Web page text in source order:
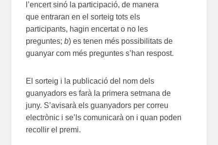
l’encert sinó la participació, de manera
queentraran en el sorteig tots els
participants, hagin encertat o no les
preguntes;b) es tenen més possibilitats de
guanyar com més preguntes s’han respost.
El sorteig i la publicació del nom dels
guanyadors es farà la primera setmana de
juny. S’avisaràels guanyadors per correu
electrònic i se’ls comunicarà on i quan poden
recollir el premi.